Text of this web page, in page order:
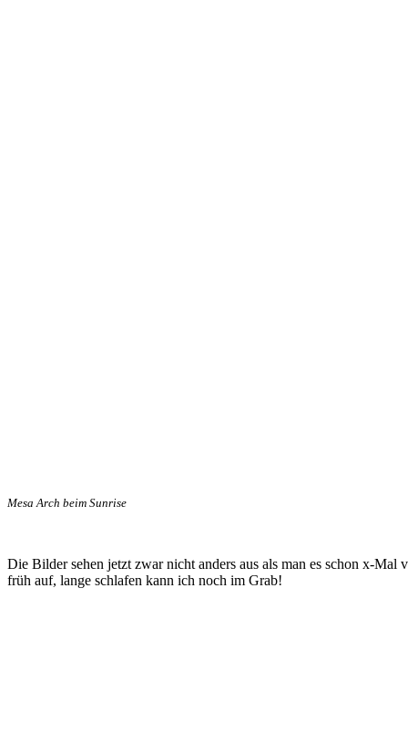
Mesa Arch beim Sunrise
Die Bilder sehen jetzt zwar nicht anders aus als man es schon x-Mal
früh auf, lange schlafen kann ich noch im Grab!